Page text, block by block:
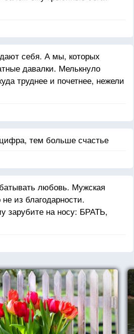
себя. А мы, которых
давалки. Мелькнуло
труднее и почетнее, нежели
тем больше счастье
любовь. Мужская
из благодарности.
на носу: БРАТЬ,